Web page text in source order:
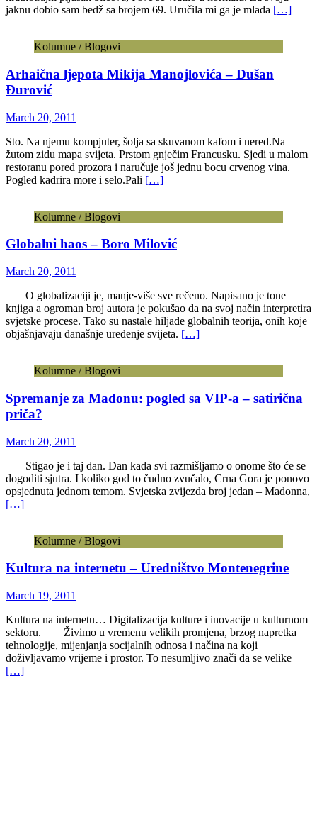
jaknu dobio sam bedž sa brojem 69. Uručila mi ga je mlada […]
Kolumne / Blogovi
Arhaična ljepota Mikija Manojlovića – Dušan
Đurović
March 20, 2011
Sto. Na njemu kompjuter, šolja sa skuvanom kafom i nered.Na
žutom zidu mapa svijeta. Prstom gnječim Francusku. Sjedi u malom
restoranu pored prozora i naručuje još jednu bocu crvenog vina.
Pogled kadrira more i selo.Pali […]
Kolumne / Blogovi
Globalni haos – Boro Milović
March 20, 2011
O globalizaciji je, manje-više sve rečeno. Napisano je tone
knjiga a ogroman broj autora je pokušao da na svoj način interpretira
svjetske procese. Tako su nastale hiljade globalnih teorija, onih koje
objašnjavaju današnje uređenje svijeta. […]
Kolumne / Blogovi
Spremanje za Madonu: pogled sa VIP-a – satirična
priča?
March 20, 2011
Stigao je i taj dan. Dan kada svi razmišljamo o onome što će se
dogoditi sjutra. I koliko god to čudno zvučalo, Crna Gora je ponovo
opsjednuta jednom temom. Svjetska zvijezda broj jedan – Madonna,
[…]
Kolumne / Blogovi
Kultura na internetu – Uredništvo Montenegrine
March 19, 2011
Kultura na internetu… Digitalizacija kulture i inovacije u kulturnom
sektoru. Živimo u vremenu velikih promjena, brzog napretka
tehnologije, mijenjanja socijalnih odnosa i načina na koji
doživljavamo vrijeme i prostor. To nesumljivo znači da se velike
[…]